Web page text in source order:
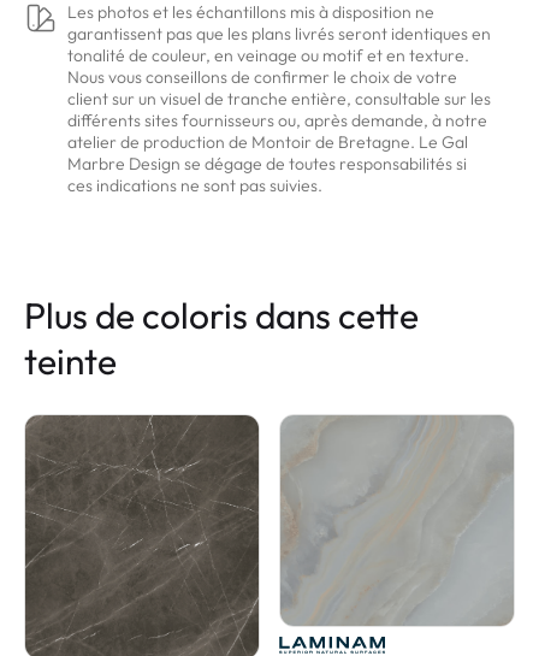
Les photos et les échantillons mis à disposition ne
garantissent pas que les plans livrés seront identiques en
tonalité de couleur, en veinage ou motif et en texture.
Nous vous conseillons de confirmer le choix de votre
client sur un visuel de tranche entière, consultable sur les
différents sites fournisseurs ou, après demande, à notre
atelier de production de Montoir de Bretagne. Le Gal
Marbre Design se dégage de toutes responsabilités si
ces indications ne sont pas suivies.
Plus de coloris dans cette
teinte